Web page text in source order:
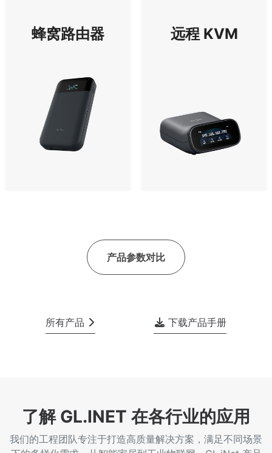
蜂窝路由器 远程 KVM
产品参数对比
所有产品 下载产品手册
了解 GL.INET 在各行业的应用
我们的工程团队专注于打造高质量解决方案，满足不同场景